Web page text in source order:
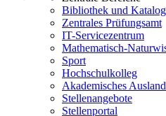
Bibliothek und Katalog
Zentrales Prüfungsamt
IT-Servicezentrum
Mathematisch-
Sport
Hochschulkolleg
Akademisches
Stellenangebote
Stellenportal